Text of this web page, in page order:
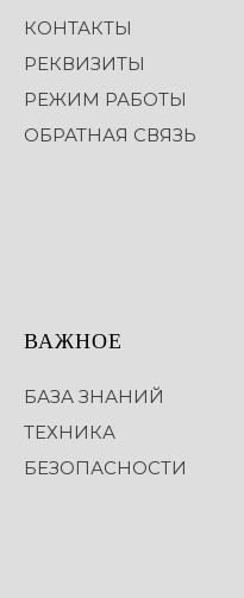
КОНТАКТЫ
РЕКВИЗИТЫ
РЕЖИМ РАБОТЫ
ОБРАТНАЯ СВЯЗЬ
ВАЖНОЕ
БАЗА ЗНАНИЙ
ТЕХНИКА
БЕЗОПАСНОСТИ